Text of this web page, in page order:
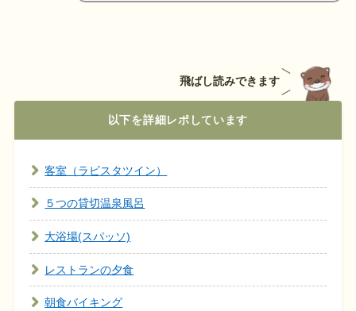
飛ばし読みできます
以下を詳細レポしています
客室（ラビスタツイン）
５つの貸切温泉風呂
大浴場(スパッソ)
レストランの夕食
朝食バイキング